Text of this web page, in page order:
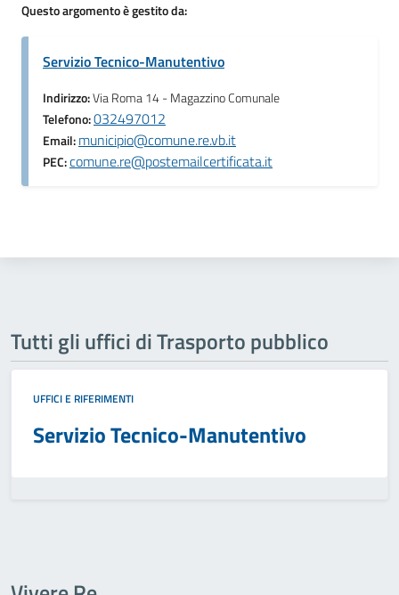
Questo argomento è gestito da:
Servizio Tecnico-Manutentivo
Indirizzo:Via Roma 14 - Magazzino Comunale
Telefono:032497012
Email:municipio@comune.re.vb.it
PEC:comune.re@postemailcertificata.it
Tutti gli uffici di Trasporto pubblico
UFFICI E RIFERIMENTI
Servizio Tecnico-Manutentivo